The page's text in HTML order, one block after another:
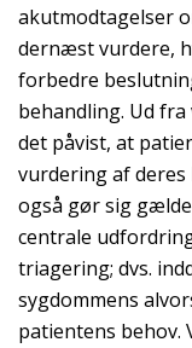
akutmodtagelser
dernæst vurdere,
forbedre
behandling. Ud
det påvist, at
vurdering af deres
også gør sig
centrale
triagering; dvs.
sygdommens
patientens behov.